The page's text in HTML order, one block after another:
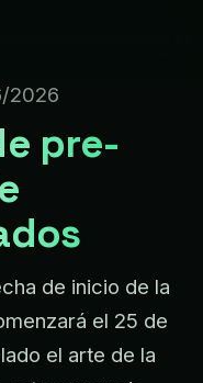
2026
pre-
de inicio de la
el 25 de
el arte de la